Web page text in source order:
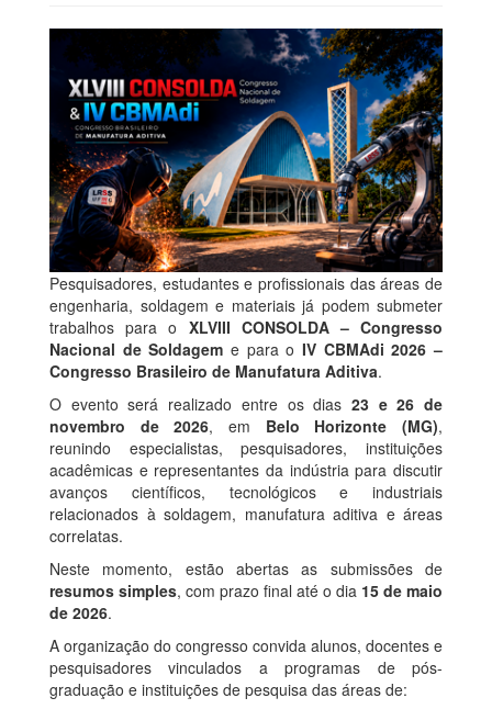
Pesquisadores, estudantes e profissionais das áreas de
engenharia, soldagem e materiais já podem submeter
trabalhos para o XLVIII CONSOLDA – Congresso
Nacional de Soldagem e para oIV CBMAdi 2026 –
Congresso Brasileiro de Manufatura Aditiva.
O evento será realizado entre os dias 23 e 26 de
novembro de 2026, em Belo Horizonte (MG),
reunindo especialistas, pesquisadores, instituições
acadêmicas e representantes da indústria para discutir
avanços científicos, tecnológicos e industriais
relacionados à soldagem, manufatura aditiva e áreas
correlatas.
Neste momento, estão abertas as submissões de
resumos simples, com prazo final até o dia 15 de maio
de 2026.
A organização do congresso convida alunos, docentes e
pesquisadores vinculados a programas de pós-
graduação e instituições de pesquisa das áreas de: